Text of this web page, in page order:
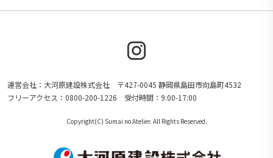
運営会社：大河原建設株式会社 〒427-0045 静岡県島田市向島町4532
フリーアクセス：0800-200-1226 受付時間：9:00-17:00
Copyright(C) Sumai no Atelier. All Rights Reserved.